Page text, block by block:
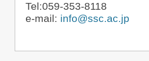
Tel:059-353-8118
e-mail: info@ssc.ac.jp